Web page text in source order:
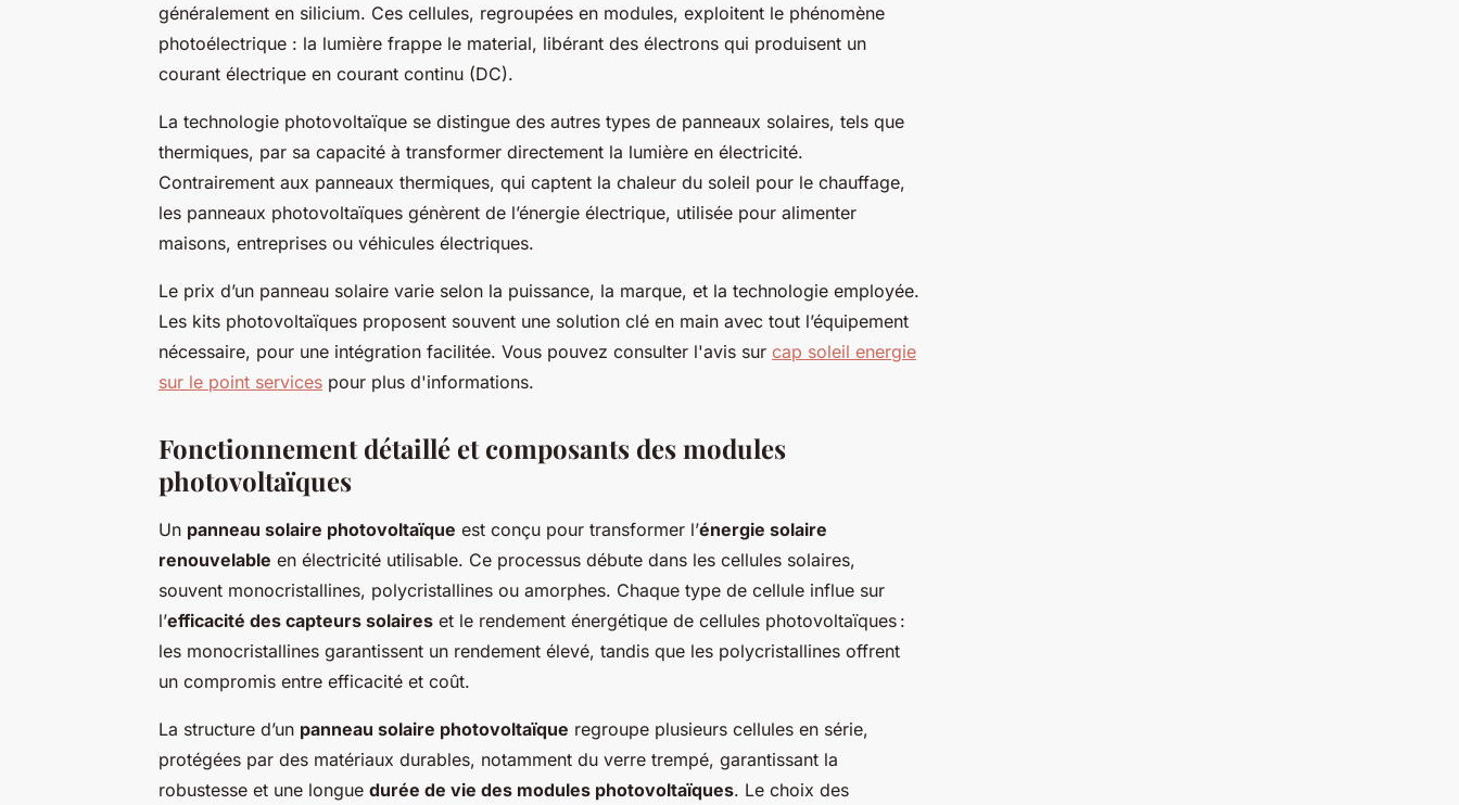
généralement en silicium. Ces cellules, regroupées en modules, exploitent le phénomène
photoélectrique : la lumière frappe le material, libérant des électrons qui produisent un
courant électrique en courant continu (DC).
La technologie photovoltaïque se distingue des autres types de panneaux solaires, tels que
thermiques, par sa capacité à transformer directement la lumière en électricité.
Contrairement aux panneaux thermiques, qui captent la chaleur du soleil pour le chauffage,
les panneaux photovoltaïques génèrent de l’énergie électrique, utilisée pour alimenter
maisons, entreprises ou véhicules électriques.
Le prix d’un panneau solaire varie selon la puissance, la marque, et la technologie employée.
Les kits photovoltaïques proposent souvent une solution clé en main avec tout l’équipement
nécessaire, pour une intégration facilitée. Vous pouvez consulter l'avis sur cap soleil energie
sur le point services pour plus d'informations.
Fonctionnement détaillé et composants des modules
photovoltaïques
Un panneau solaire photovoltaïque est conçu pour transformer l’énergie solaire
renouvelable en électricité utilisable. Ce processus débute dans les cellules solaires,
souvent monocristallines, polycristallines ou amorphes. Chaque type de cellule influe sur
l’efficacité des capteurs solaires et le rendement énergétique de cellules photovoltaïques :
les monocristallines garantissent un rendement élevé, tandis que les polycristallines offrent
un compromis entre efficacité et coût.
La structure d’un panneau solaire photovoltaïque regroupe plusieurs cellules en série,
protégées par des matériaux durables, notamment du verre trempé, garantissant la
robustesse et une longue durée de vie des modules photovoltaïques. Le choix des